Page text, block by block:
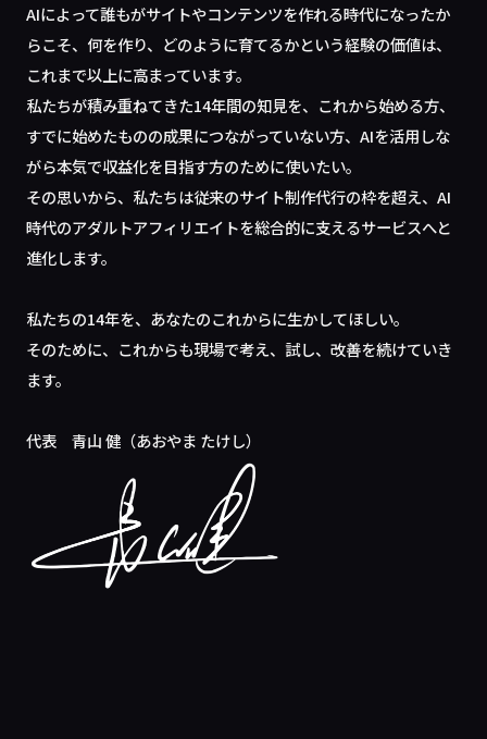
AIによって誰もがサイトやコンテンツを作れる時代になったか
らこそ、何を作り、どのように育てるかという経験の価値は、
これまで以上に高まっています。
私たちが積み重ねてきた14年間の知見を、これから始める方、
すでに始めたものの成果につながっていない方、AIを活用しな
がら本気で収益化を目指す方のために使いたい。
その思いから、私たちは従来のサイト制作代行の枠を超え、AI
時代のアダルトアフィリエイトを総合的に支えるサービスへと
進化します。
私たちの14年を、あなたのこれからに生かしてほしい。
そのために、これからも現場で考え、試し、改善を続けていき
ます。
代表 青山 健（あおやま たけし）